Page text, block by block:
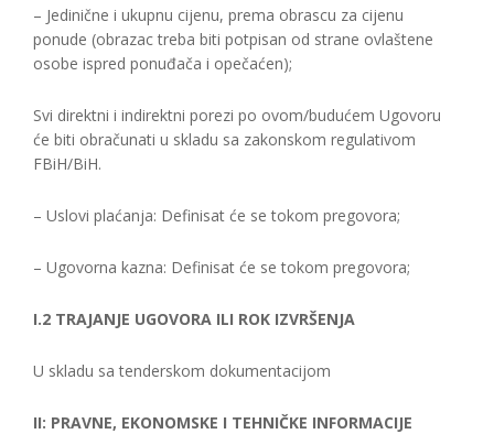
– Jedinične i ukupnu cijenu, prema obrascu za cijenu
ponude (obrazac treba biti potpisan od strane ovlaštene
osobe ispred ponuđača i opečaćen);
Svi direktni i indirektni porezi po ovom/budućem Ugovoru
će biti obračunati u skladu sa zakonskom regulativom
FBiH/BiH.
– Uslovi plaćanja: Definisat će se tokom pregovora;
– Ugovorna kazna: Definisat će se tokom pregovora;
I.2 TRAJANJE UGOVORA ILI ROK IZVRŠENJA
U skladu sa tenderskom dokumentacijom
II: PRAVNE, EKONOMSKE I TEHNIČKE INFORMACIJE